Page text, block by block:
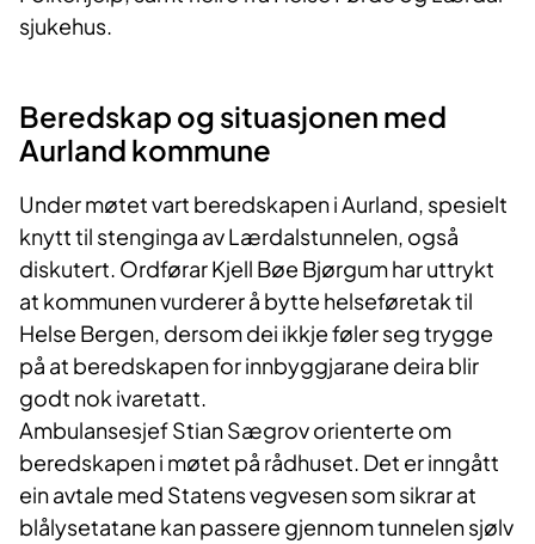
sjukehus.
Beredskap og situasjonen med
Aurland kommune
Under møtet vart beredskapen i Aurland, spesielt
knytt til stenginga av Lærdalstunnelen, også
diskutert. Ordførar Kjell Bøe Bjørgum har uttrykt
at kommunen vurderer å bytte helseføretak til
Helse Bergen, dersom dei ikkje føler seg trygge
på at beredskapen for innbyggjarane deira blir
godt nok ivaretatt.
Ambulansesjef Stian Sægrov orienterte om
beredskapen i møtet på rådhuset. Det er inngått
ein avtale med Statens vegvesen som sikrar at
blålysetatane kan passere gjennom tunnelen sjølv